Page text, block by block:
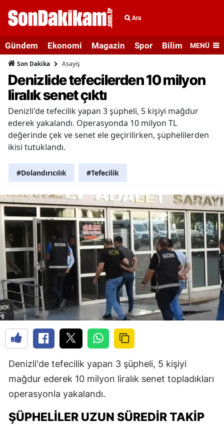
Ara
Gündem Ekonomi Magazin Spor Bilim veMENÜ
Son Dakika Asayiş
Denizlide tefecilerden 10 milyon
liralık senet çıktı
Denizli'de tefecilik yapan 3 şüpheli, 5 kişiyi mağdur
ederek yakalandı. Operasyonda 10 milyon TL
değerinde çek ve senet ele geçirilirken, şüphelilerden
ikisi tutuklandı.
#Dolandırıcılık #Tefecilik
Denizli'de tefecilik yapan 3 şüpheli, 5 kişiyi
mağdur ederek 10 milyon liralık senet topladıkları
operasyonla yakalandı.
ŞÜPHELILER UZUN SÜREDIR TAKIP